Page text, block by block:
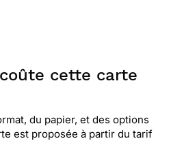
cette carte
du papier, et des options
est proposée à partir du tarif